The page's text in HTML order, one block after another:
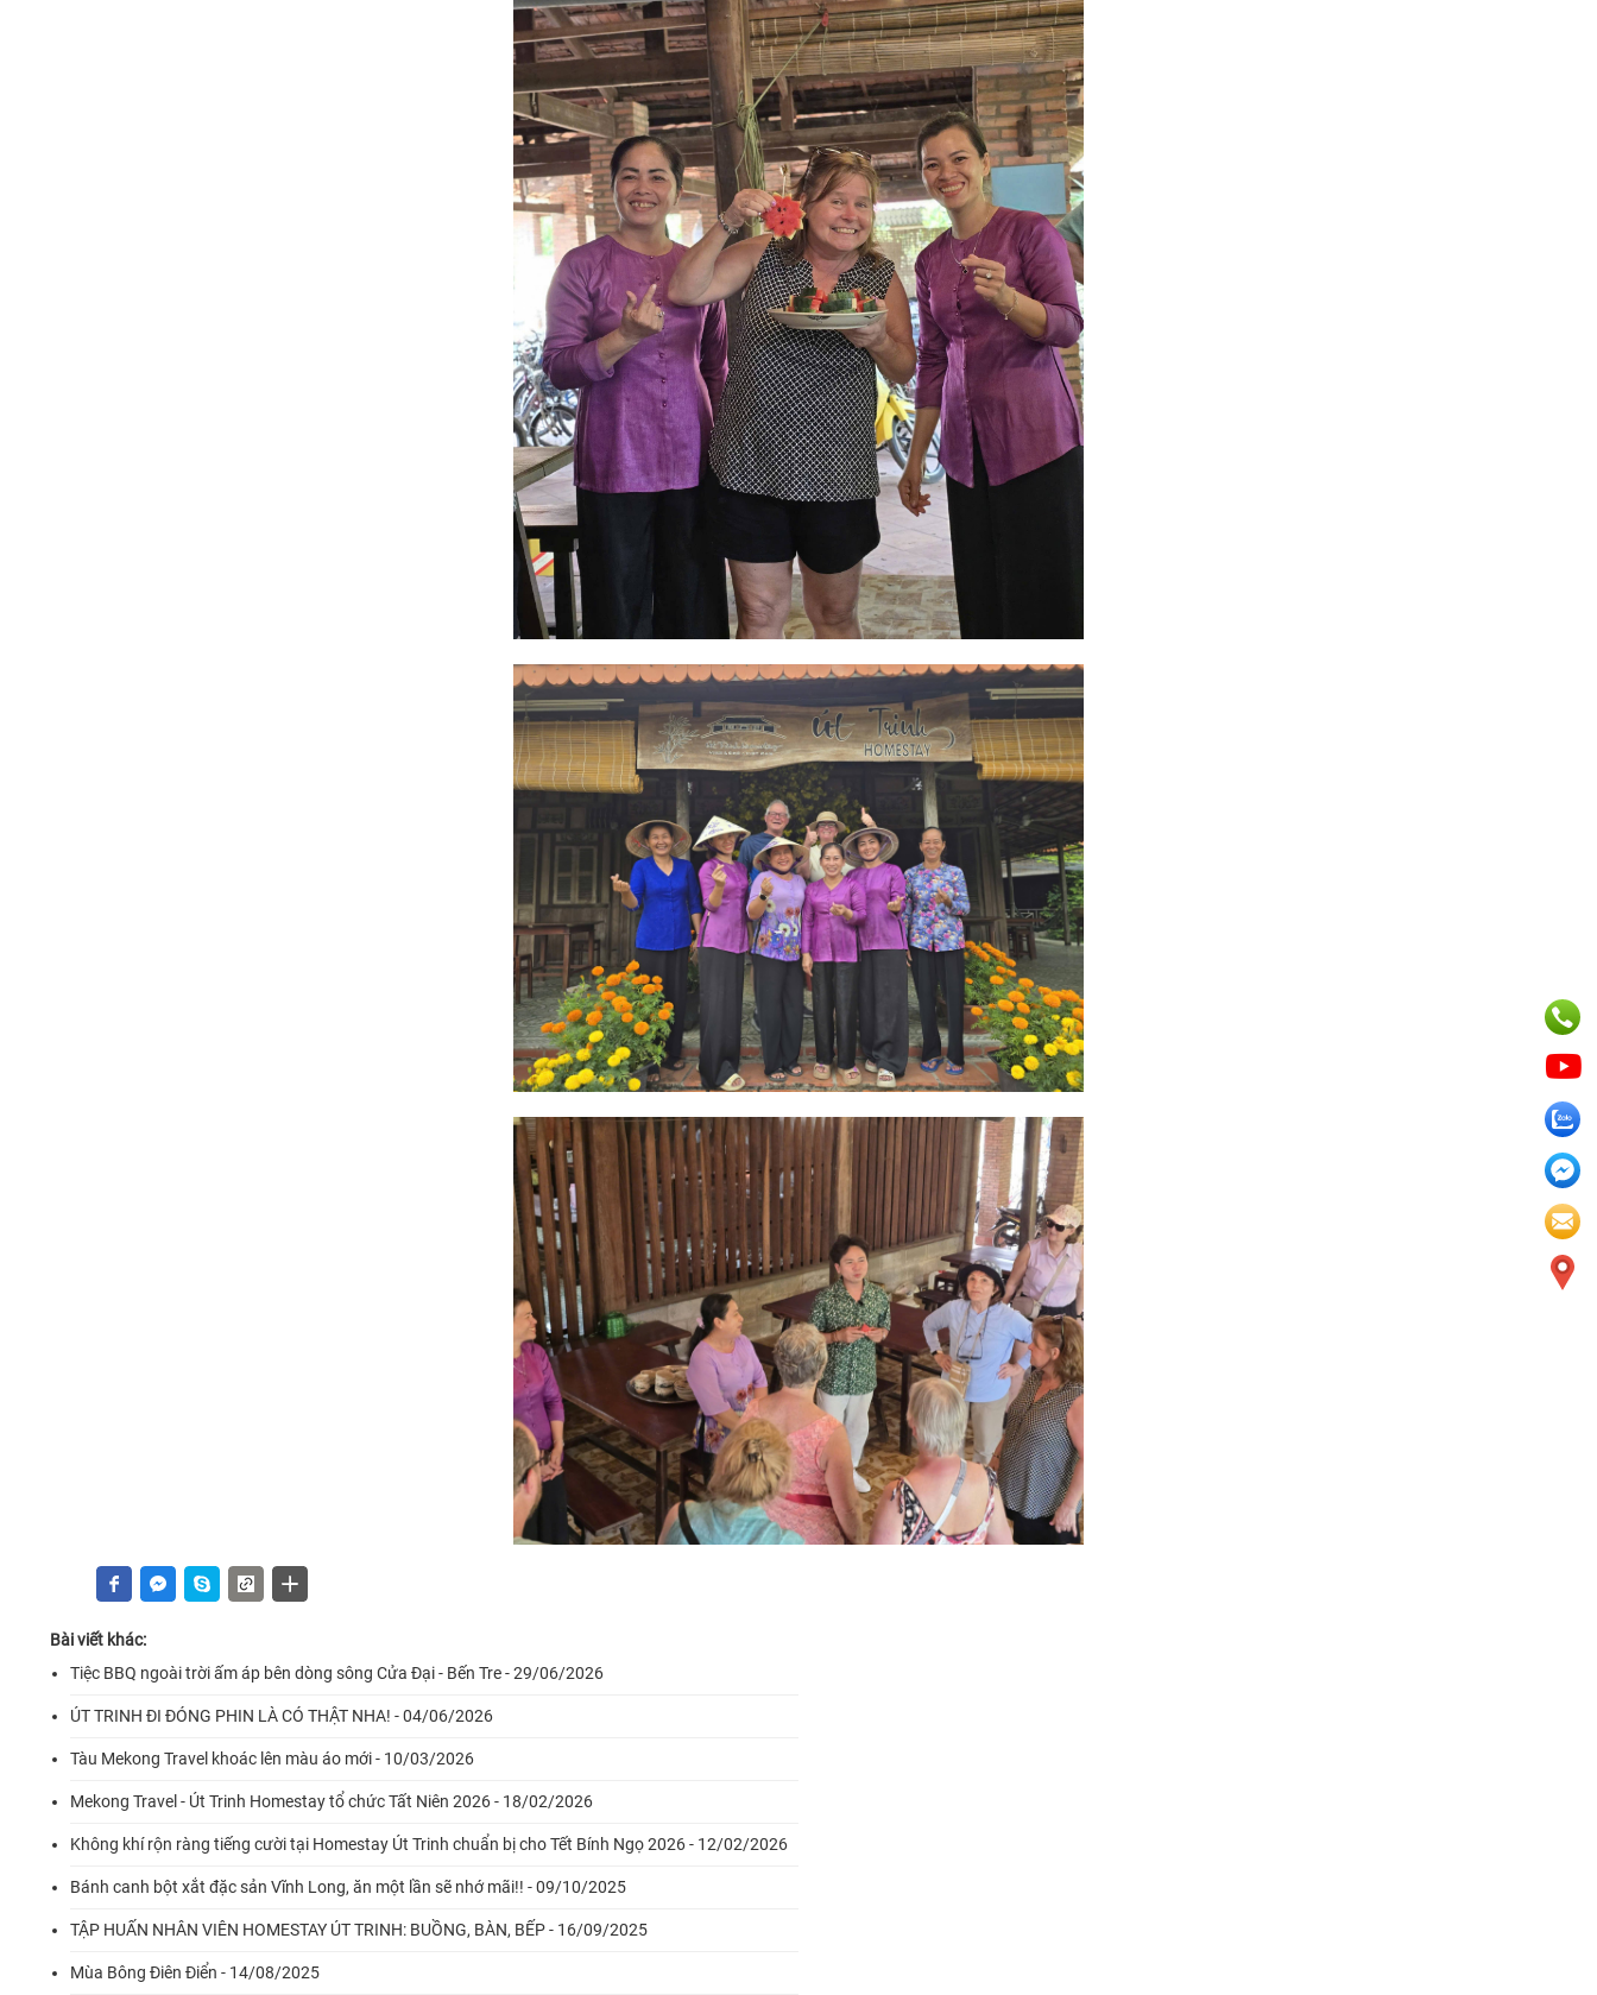
Bài viết khác:
Tiệc BBQ ngoài trời ấm áp bên dòng sông Cửa Đại - Bến Tre - 29/06/2026
ÚT TRINH ĐI ĐÓNG PHIN LÀ CÓ THẬT NHA! - 04/06/2026
Tàu Mekong Travel khoác lên màu áo mới - 10/03/2026
Mekong Travel - Út Trinh Homestay tổ chức Tất Niên 2026 - 18/02/2026
Không khí rộn ràng tiếng cười tại Homestay Út Trinh chuẩn bị cho Tết Bính Ngọ 2026 - 12/02/2026
Bánh canh bột xắt đặc sản Vĩnh Long, ăn một lần sẽ nhớ mãi!! - 09/10/2025
TẬP HUẤN NHÂN VIÊN HOMESTAY ÚT TRINH: BUỒNG, BÀN, BẾP - 16/09/2025
Mùa Bông Điên Điển - 14/08/2025